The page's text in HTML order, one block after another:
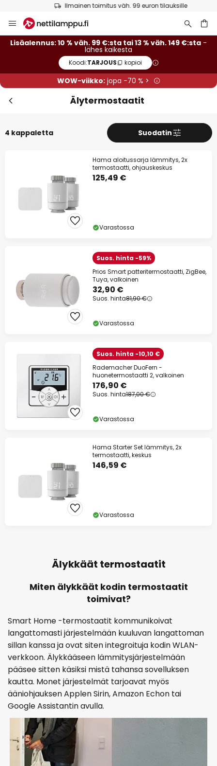
Ilmainen toimitus väh. 99 euron tilauksille
to
Content
Lisäalennus: 10 % väh. 99 €:sta tai 13 % väh. 149 €:sta -
lähes kaikesta
Koodi:TARJOUS kopioi
WOW-viikko:jopa -70 % >
Älytermostaatit
4 kappaletta Suodatin
Hama aloitussarja lämmitys, 2x
termostaatti, ohjauskeskus
125,49 €
Varastossa
Suos. hinta -59%
Prios Smart patteritermostaatti, ZigBee,
Tuya, valkoinen
32,90 €
Suos. hinta81,90 €
Varastossa
Suos. hinta -10,10 €
Rademacher DuoFern -
huonetermostaatti 2, valkoinen
176,90 €
Suos. hinta187,00 €
Varastossa
Hama Starter Set lämmitys, 2x
termostaatti, keskus
146,59 €
Varastossa
Älykkäät termostaatit
Miten älykkäät kodin termostaatit
toimivat?
Smart Home -termostaatit kommunikoivat
langattomasti järjestelmään kuuluvan langattoman
sillan kanssa ja ovat siten integroituja kodin WLAN-
verkkoon. Älykkääseen lämmitysjärjestelmään
pääsee sitten käsiksi mistä tahansa sovelluksen
kautta. Monet järjestelmät tarjoavat myös
ääniohjauksen Applen Sirin, Amazon Echon tai
Google Assistantin avulla.
Lisäalennus
13 % alennustaväh. 149 €:sta
10 % alennustaväh. 99 €:sta
lähes kaikesta*
Koodi:TARJOUS kopioi
Tarjouksiin